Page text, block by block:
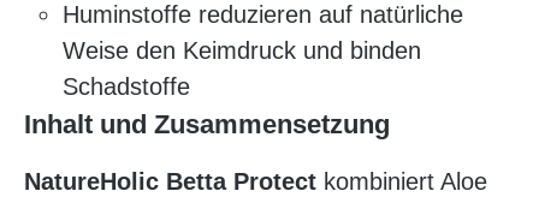
Huminstoffe reduzieren auf natürliche
Weise den Keimdruck und binden
Schadstoffe
Inhalt und Zusammensetzung
NatureHolic Betta Protect kombiniert Aloe